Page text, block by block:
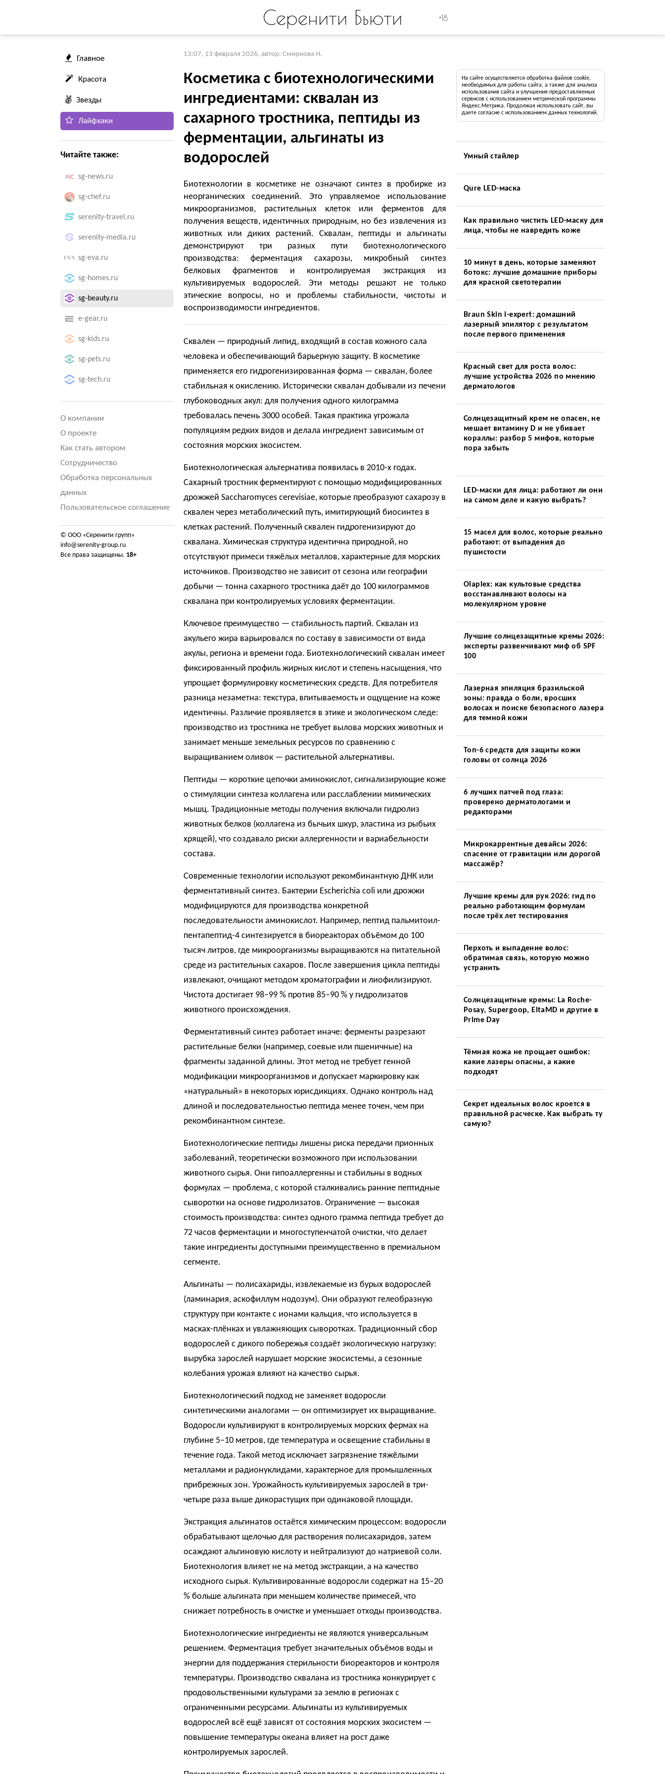
Серенити Бьюти +18
Главное
Красота
Звезды
Лайфхаки
Читайте также:
sg-news.ru
sg-chef.ru
serenity-travel.ru
serenity-media.ru
sg-eva.ru
sg-homes.ru
sg-beauty.ru
e-gear.ru
sg-kids.ru
sg-pets.ru
sg-tech.ru
О компании
О проекте
Как стать автором
Сотрудничество
Обработка персональных
данных
Пользовательское соглашение
© ООО «Серенити групп»
info@serenity-group.ru
Все права защищены. 18+
13:07, 13 февраля 2026, автор: Смирнова Н.
Косметика с биотехнологическими
ингредиентами: сквалан из
сахарного тростника, пептиды из
ферментации, альгинаты из
водорослей
Биотехнологии в косметике не означают синтез в пробирке из
неорганических соединений. Это управляемое использование
микроорганизмов, растительных клеток или ферментов для
получения веществ, идентичных природным, но без извлечения из
животных или диких растений. Сквалан, пептиды и альгинаты
демонстрируют три разных пути биотехнологического
производства: ферментация сахарозы, микробный синтез
белковых фрагментов и контролируемая экстракция из
культивируемых водорослей. Эти методы решают не только
этические вопросы, но и проблемы стабильности, чистоты и
воспроизводимости ингредиентов.
Сквален — природный липид, входящий в состав кожного сала
человека и обеспечивающий барьерную защиту. В косметике
применяется его гидрогенизированная форма — сквалан, более
стабильная к окислению. Исторически сквалан добывали из печени
глубоководных акул: для получения одного килограмма
требовалась печень 3000 особей. Такая практика угрожала
популяциям редких видов и делала ингредиент зависимым от
состояния морских экосистем.
Биотехнологическая альтернатива появилась в 2010-х годах.
Сахарный тростник ферментируют с помощью модифицированных
дрожжей Saccharomyces cerevisiae, которые преобразуют сахарозу в
сквален через метаболический путь, имитирующий биосинтез в
клетках растений. Полученный сквален гидрогенизируют до
сквалана. Химическая структура идентична природной, но
отсутствуют примеси тяжёлых металлов, характерные для морских
источников. Производство не зависит от сезона или географии
добычи — тонна сахарного тростника даёт до 100 килограммов
сквалана при контролируемых условиях ферментации.
Ключевое преимущество — стабильность партий. Сквалан из
акульего жира варьировался по составу в зависимости от вида
акулы, региона и времени года. Биотехнологический сквалан имеет
фиксированный профиль жирных кислот и степень насыщения, что
упрощает формулировку косметических средств. Для потребителя
разница незаметна: текстура, впитываемость и ощущение на коже
идентичны. Различие проявляется в этике и экологическом следе:
производство из тростника не требует вылова морских животных и
занимает меньше земельных ресурсов по сравнению с
выращиванием оливок — растительной альтернативы.
Пептиды — короткие цепочки аминокислот, сигнализирующие коже
о стимуляции синтеза коллагена или расслаблении мимических
мышц. Традиционные методы получения включали гидролиз
животных белков (коллагена из бычьих шкур, эластина из рыбьих
хрящей), что создавало риски аллергенности и вариабельности
состава.
Современные технологии используют рекомбинантную ДНК или
ферментативный синтез. Бактерии Escherichia coli или дрожжи
модифицируются для производства конкретной
последовательности аминокислот. Например, пептид пальмитоил-
пентапептид-4 синтезируется в биореакторах объёмом до 100
тысяч литров, где микроорганизмы выращиваются на питательной
среде из растительных сахаров. После завершения цикла пептиды
извлекают, очищают методом хроматографии и лиофилизируют.
Чистота достигает 98–99 % против 85–90 % у гидролизатов
животного происхождения.
Ферментативный синтез работает иначе: ферменты разрезают
растительные белки (например, соевые или пшеничные) на
фрагменты заданной длины. Этот метод не требует генной
модификации микроорганизмов и допускает маркировку как
«натуральный» в некоторых юрисдикциях. Однако контроль над
длиной и последовательностью пептида менее точен, чем при
рекомбинантном синтезе.
Биотехнологические пептиды лишены риска передачи прионных
заболеваний, теоретически возможного при использовании
животного сырья. Они гипоаллергенны и стабильны в водных
формулах — проблема, с которой сталкивались ранние пептидные
сыворотки на основе гидролизатов. Ограничение — высокая
стоимость производства: синтез одного грамма пептида требует до
72 часов ферментации и многоступенчатой очистки, что делает
такие ингредиенты доступными преимущественно в премиальном
сегменте.
Альгинаты — полисахариды, извлекаемые из бурых водорослей
(ламинария, аскофиллум нодозум). Они образуют гелеобразную
структуру при контакте с ионами кальция, что используется в
масках-плёнках и увлажняющих сыворотках. Традиционный сбор
водорослей с дикого побережья создаёт экологическую нагрузку:
вырубка зарослей нарушает морские экосистемы, а сезонные
колебания урожая влияют на качество сырья.
Биотехнологический подход не заменяет водоросли
синтетическими аналогами — он оптимизирует их выращивание.
Водоросли культивируют в контролируемых морских фермах на
глубине 5–10 метров, где температура и освещение стабильны в
течение года. Такой метод исключает загрязнение тяжёлыми
металлами и радионуклидами, характерное для промышленных
прибрежных зон. Урожайность культивируемых зарослей в три-
четыре раза выше дикорастущих при одинаковой площади.
Экстракция альгинатов остаётся химическим процессом: водоросли
обрабатывают щелочью для растворения полисахаридов, затем
осаждают альгиновую кислоту и нейтрализуют до натриевой соли.
Биотехнология влияет не на метод экстракции, а на качество
исходного сырья. Культивированные водоросли содержат на 15–20
% больше альгината при меньшем количестве примесей, что
снижает потребность в очистке и уменьшает отходы производства.
Биотехнологические ингредиенты не являются универсальным
решением. Ферментация требует значительных объёмов воды и
энергии для поддержания стерильности биореакторов и контроля
температуры. Производство сквалана из тростника конкурирует с
продовольственными культурами за землю в регионах с
ограниченными ресурсами. Альгинаты из культивируемых
водорослей всё ещё зависят от состояния морских экосистем —
повышение температуры океана влияет на рост даже
контролируемых зарослей.
На сайте осуществляется обработка файлов cookie,
необходимых для работы сайта, а также для анализа
использования сайта и улучшения предоставляемых
сервисов с использованием метрической программы
Яндекс.Метрика. Продолжая использовать сайт, вы
даете согласие с использованием данных технологий.
Умный стайлер
Qure LED-маска
Как правильно чистить LED-маску для
лица, чтобы не навредить коже
10 минут в день, которые заменяют
ботокс: лучшие домашние приборы
для красной светотерапии
Braun Skin i-expert: домашний
лазерный эпилятор с результатом
после первого применения
Красный свет для роста волос:
лучшие устройства 2026 по мнению
дерматологов
Солнцезащитный крем не опасен, не
мешает витамину D и не убивает
кораллы: разбор 5 мифов, которые
пора забыть
LED-маски для лица: работают ли они
на самом деле и какую выбрать?
15 масел для волос, которые реально
работают: от выпадения до
пушистости
Olaplex: как культовые средства
восстанавливают волосы на
молекулярном уровне
Лучшие солнцезащитные кремы 2026:
эксперты развенчивают миф об SPF
100
Лазерная эпиляция бразильской
зоны: правда о боли, вросших
волосах и поиске безопасного лазера
для темной кожи
Топ-6 средств для защиты кожи
головы от солнца 2026
6 лучших патчей под глаза:
проверено дерматологами и
редакторами
Микрокаррентные девайсы 2026:
спасение от гравитации или дорогой
массажёр?
Лучшие кремы для рук 2026: гид по
реально работающим формулам
после трёх лет тестирования
Перхоть и выпадение волос:
обратимая связь, которую можно
устранить
Солнцезащитные кремы: La Roche-
Posay, Supergoop, EltaMD и другие в
Prime Day
Тёмная кожа не прощает ошибок:
какие лазеры опасны, а какие
подходят
Секрет идеальных волос кроется в
правильной расческе. Как выбрать ту
самую?